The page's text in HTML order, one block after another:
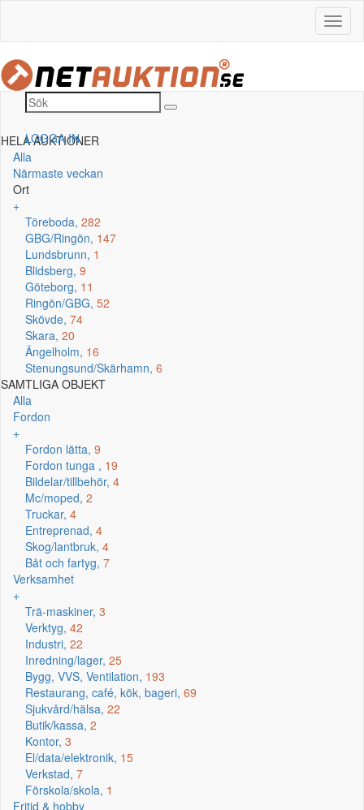
LOGGA IN
HELA AUKTIONER
Alla
Närmaste veckan
Ort
+
Töreboda, 282
GBG/Ringön, 147
Lundsbrunn, 1
Blidsberg, 9
Göteborg, 11
Ringön/GBG, 52
Skövde, 74
Skara, 20
Ängelholm, 16
Stenungsund/Skärhamn, 6
SAMTLIGA OBJEKT
Alla
Fordon
+
Fordon lätta, 9
Fordon tunga , 19
Bildelar/tillbehör, 4
Mc/moped, 2
Truckar, 4
Entreprenad, 4
Skog/lantbruk, 4
Båt och fartyg, 7
Verksamhet
+
Trä-maskiner, 3
Verktyg, 42
Industri, 22
Inredning/lager, 25
Bygg, VVS, Ventilation, 193
Restaurang, café, kök, bageri, 69
Sjukvård/hälsa, 22
Butik/kassa, 2
Kontor, 3
El/data/elektronik, 15
Verkstad, 7
Förskola/skola, 1
Fritid & hobby